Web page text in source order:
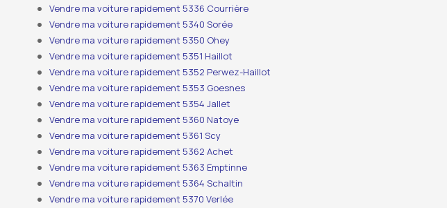
Vendre ma voiture rapidement 5336 Courrière
Vendre ma voiture rapidement 5340 Sorée
Vendre ma voiture rapidement 5350 Ohey
Vendre ma voiture rapidement 5351 Haillot
Vendre ma voiture rapidement 5352 Perwez-Haillot
Vendre ma voiture rapidement 5353 Goesnes
Vendre ma voiture rapidement 5354 Jallet
Vendre ma voiture rapidement 5360 Natoye
Vendre ma voiture rapidement 5361 Scy
Vendre ma voiture rapidement 5362 Achet
Vendre ma voiture rapidement 5363 Emptinne
Vendre ma voiture rapidement 5364 Schaltin
Vendre ma voiture rapidement 5370 Verlée